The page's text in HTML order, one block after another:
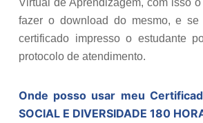
Virtual de Aprendizagem, com isso
fazer o download do mesmo, e
certificado impresso o estudante
protocolo de atendimento.
Onde posso usar meu
SOCIAL E DIVERSIDADE 180